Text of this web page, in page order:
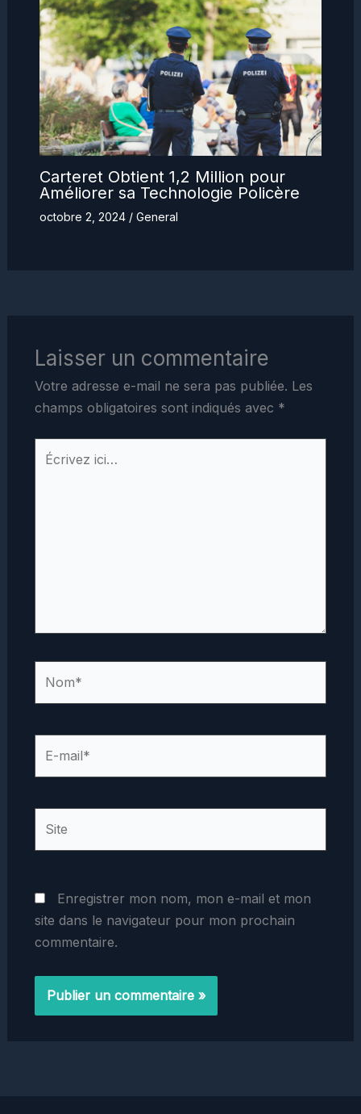
Carteret Obtient 1,2 Million pour
Améliorer sa Technologie Policère
octobre 2, 2024 / General
Laisser un commentaire
Votre adresse e-mail ne sera pas publiée. Les
champs obligatoires sont indiqués avec *
Écrivez
Enregistrer mon nom, mon e-mail et mon
site dans le navigateur pour mon prochain
commentaire.